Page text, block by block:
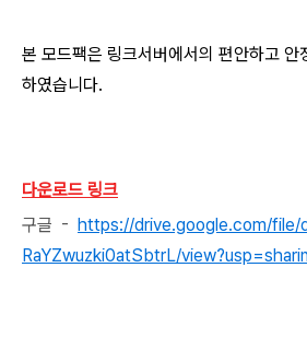
본 모드팩은 링크서버에서의 편안하고 안
하였습니다.
다운로드 링크
구글 - https://drive.google.com/file/
RaYZwuzki0atSbtrL/